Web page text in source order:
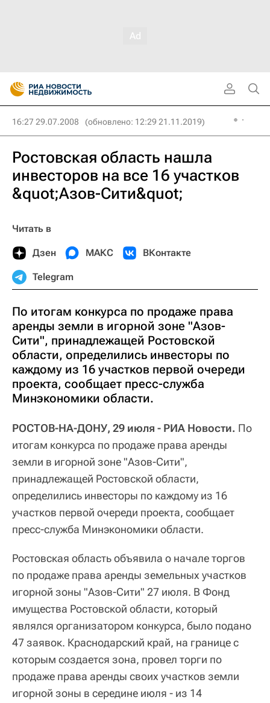
16:27 29.07.2008 (обновлено: 12:29 21.11.2019)
Ростовская область нашла
инвесторов на все 16 участков
&quot;Азов-Сити&quot;
Читать в
Дзен МАКС ВКонтакте
Telegram
По итогам конкурса по продаже права
аренды земли в игорной зоне "Азов-
Сити", принадлежащей Ростовской
области, определились инвесторы по
каждому из 16 участков первой очереди
проекта, сообщает пресс-служба
Минэкономики области.
РОСТОВ-НА-ДОНУ, 29 июля - РИА Новости. По
итогам конкурса по продаже права аренды
земли в игорной зоне "Азов-Сити",
принадлежащей Ростовской области,
определились инвесторы по каждому из 16
участков первой очереди проекта, сообщает
пресс-служба Минэкономики области.
Ростовская область объявила о начале торгов
по продаже права аренды земельных участков
игорной зоны "Азов-Сити" 27 июля. В Фонд
имущества Ростовской области, который
являлся организатором конкурса, было подано
47 заявок. Краснодарский край, на границе с
которым создается зона, провел торги по
продаже права аренды своих участков земли
игорной зоны в середине июля - из 14